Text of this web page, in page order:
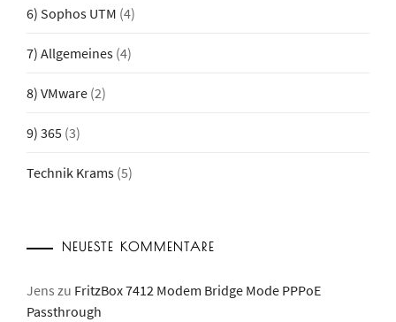
6) Sophos UTM (4)
7) Allgemeines (4)
8) VMware (2)
9) 365 (3)
Technik Krams (5)
NEUESTE KOMMENTARE
Jens zu FritzBox 7412 Modem Bridge Mode PPPoE
Passthrough